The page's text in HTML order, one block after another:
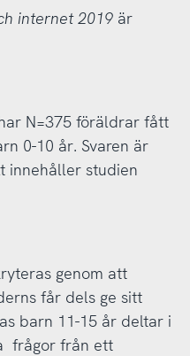
internet 2019 är
N=375 föräldrar fått
0-10 år. Svaren är
innehåller studien
genom att
får dels ge sitt
barn 11-15 år deltar i
frågor från ett